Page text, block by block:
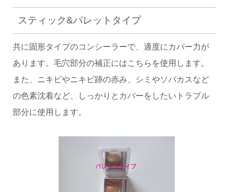
スティック&パレットタイプ
共に固形タイプのコンシーラーで、適度にカバー力が
あります。毛穴部分の補正にはこちらを使用します。
また、ニキビやニキビ跡の赤み、シミやソバカスなど
の色素沈着など、しっかりとカバーをしたいトラブル
部分に使用します。